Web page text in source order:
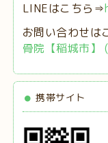
LINEはこちら⇒
お問い合わせは
骨院【稲城市
携帯サイト